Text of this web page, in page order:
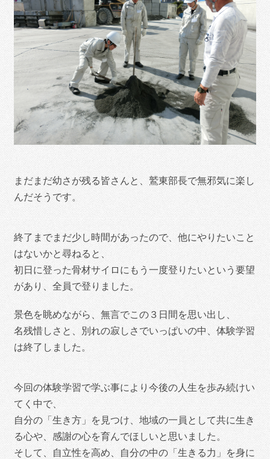
まだまだ幼さが残る皆さんと、鷲東部長で無邪気に楽し
んだそうです。
終了までまだ少し時間があったので、他にやりたいこと
はないかと尋ねると、
初日に登った骨材サイロにもう一度登りたいという要望
があり、全員で登りました。
景色を眺めながら、無言でこの３日間を思い出し、
名残惜しさと、別れの寂しさでいっぱいの中、体験学習
は終了しました。
今回の体験学習で学ぶ事により今後の人生を歩み続けい
てく中で、
自分の「生き方」を見つけ、地域の一員として共に生き
る心や、感謝の心を育んでほしいと思いました。
そして、自立性を高め、自分の中の「生きる力」を身に